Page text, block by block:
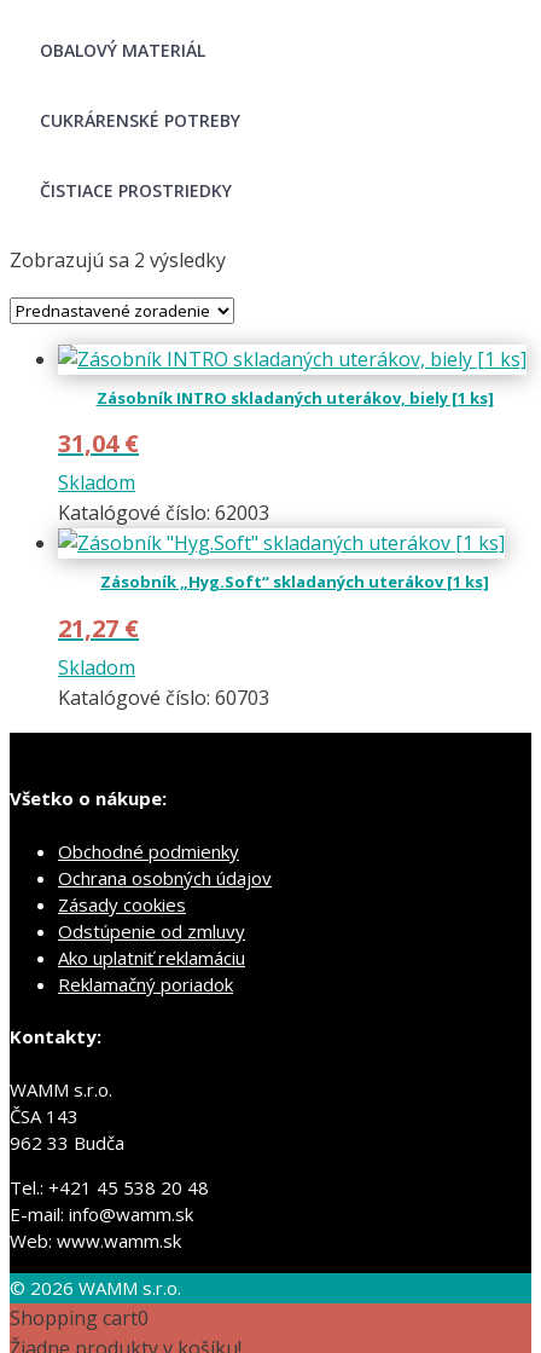
OBALOVÝ MATERIÁL
CUKRÁRENSKÉ POTREBY
ČISTIACE PROSTRIEDKY
Zobrazujú sa 2 výsledky
Zásobník INTRO skladaných uterákov, biely [1 ks]
31,04€
Skladom
Katalógové číslo: 62003
Zásobník „Hyg.Soft“ skladaných uterákov [1 ks]
21,27 €
Skladom
Katalógové číslo: 60703
Všetko o nákupe:
Obchodné podmienky
Ochrana osobných údajov
Zásady cookies
Odstúpenie od zmluvy
Ako uplatniť reklamáciu
Reklamačný poriadok
Kontakty:
WAMM s.r.o.
ČSA 143
962 33 Budča
Tel.: +421 45 538 20 48
E-mail: info@wamm.sk
Web: www.wamm.sk
© 2026 WAMM s.r.o.
Shopping cart0